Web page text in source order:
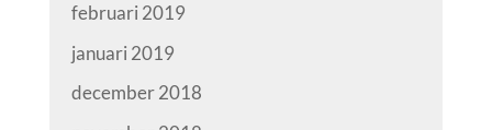
februari 2019
januari 2019
december 2018